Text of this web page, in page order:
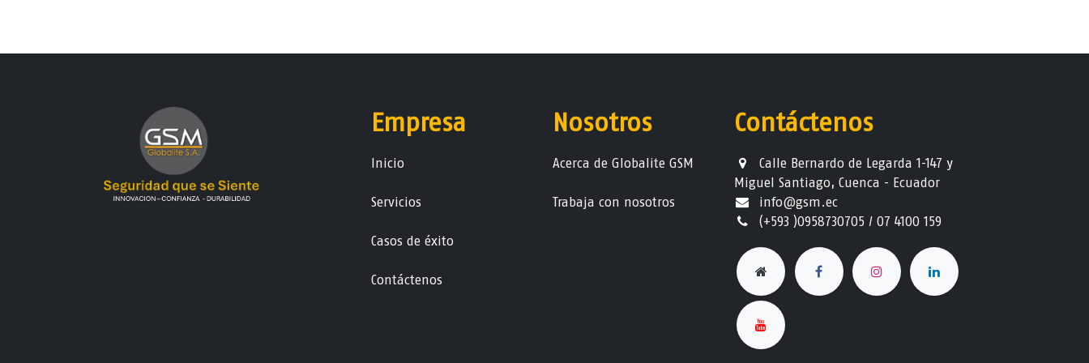
Contáctenos
Calle Bernardo de Legarda 1-147 y
Miguel Santiago, Cuenca - Ecuador
info@gsm.ec​
(+593 )0958730705 / 07 4100 159
Empresa
Ini​ci​o
Servicios
Casos de éxito
Contáctenos
Nosotros
Acerca de Globalite GSM
Trabaja con nosotros